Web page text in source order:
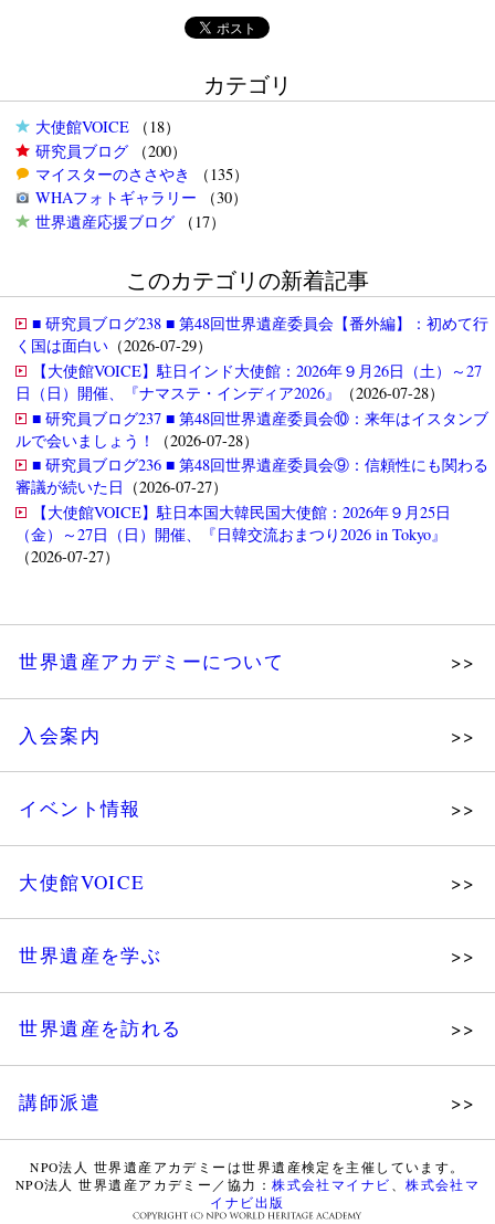
カテゴリ
大使館VOICE（18）
研究員ブログ（200）
マイスターのささやき
（135）
WHAフォトギャラリー （30）
世界遺産応援ブログ（17）
このカテゴリの新着記事
■ 研究員ブログ238 ■ 第48回世界遺産委員会【番外編】：初めて行
く国は面白い（2026-07-29）
【大使館VOICE】駐日インド大使館：2026年９月26日（土）～27
日（日）開催、『ナマステ・インディア2026』
（2026-07-28）
■ 研究員ブログ237 ■ 第48回世界遺産委員会⑩：来年はイスタンブ
ルで会いましょう！
（2026-07-28）
■ 研究員ブログ236 ■ 第48回世界遺産委員会⑨：信頼性にも関わる
審議が続いた日 （2026-07-27）
【大使館VOICE】駐日本国大韓民国大使館：2026年９月25日
（金）～27日（日）開催、『日韓交流おまつり2026 in Tokyo』
（2026-07-27）
世界遺産アカデミーについて
組織図・役員
法人会員・協賛団体／公認団体
入会案内
イベント情報
展示会
ツアー情報
大使館VOICE
世界遺産を学ぶ
世界遺産検定 公式HP
世界遺産検定 学習アシスト動画
世界遺産を訪れる
講師派遣
WHA認定講師について
WHA認定講師 紹介動画
NPO法人 世界遺産アカデミーは世界遺産検定を主催しています。
NPO法人 世界遺産アカデミー／協力：株式会社マイナビ 、株式会社マ
イナビ出版